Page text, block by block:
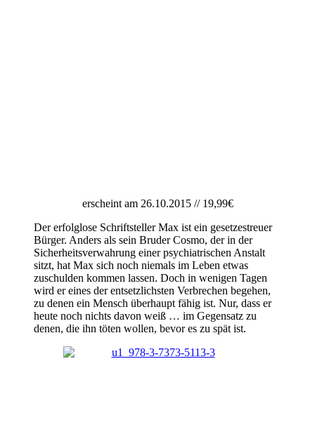
erscheint am 26.10.2015 // 19,99€
Der erfolglose Schriftsteller Max ist ein gesetzestreuer
Bürger. Anders als sein Bruder Cosmo, der in der
Sicherheitsverwahrung einer psychiatrischen Anstalt
sitzt, hat Max sich noch niemals im Leben etwas
zuschulden kommen lassen. Doch in wenigen Tagen
wird er eines der entsetzlichsten Verbrechen begehen,
zu denen ein Mensch überhaupt fähig ist. Nur, dass er
heute noch nichts davon weiß … im Gegensatz zu
denen, die ihn töten wollen, bevor es zu spät ist.